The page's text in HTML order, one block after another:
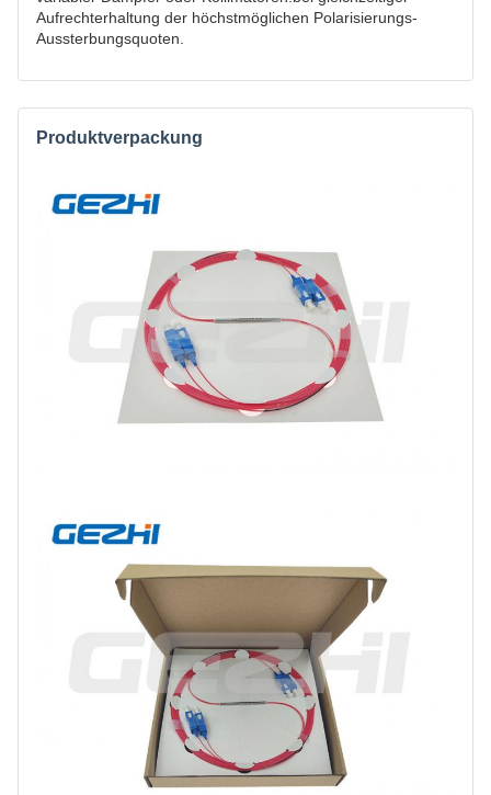
Aufrechterhaltung der höchstmöglichen Polarisierungs-
Aussterbungsquoten.
Produktverpackung